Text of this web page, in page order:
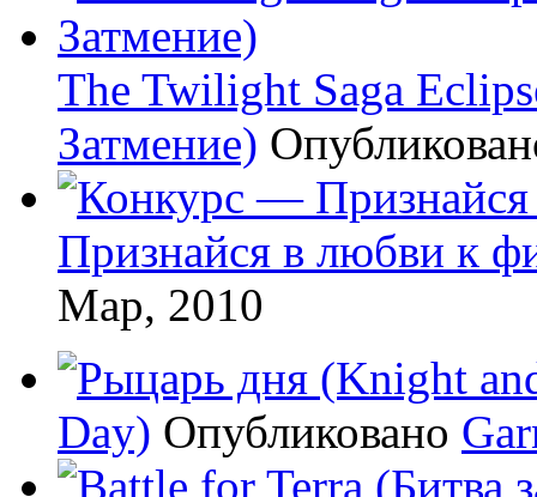
The Twilight Saga
Затмение)
Признайся в любви к
Мар, 2010
Day) Опубликовано